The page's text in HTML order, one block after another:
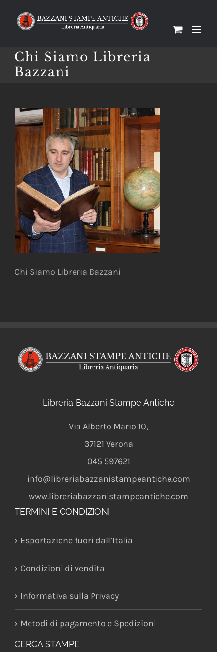
Chi Siamo Libreria
Bazzani
Chi Siamo Libreria Bazzani
Libreria Bazzani Stampe Antiche
Via Alberto Mario 10,
37121 Verona
045 597621
info@libreriabazzanistampeantiche.com
www.libreriabazzanistampeantiche.com
TERMINI E CONDIZIONI
Esportazione fuori dall’Italia
Condizioni di vendita
Informativa sulla Privacy
Metodi di pagamento e Spedizioni
CERCA STAMPE